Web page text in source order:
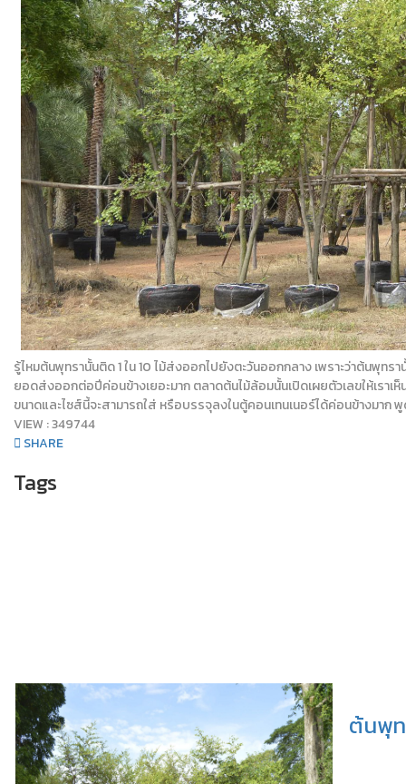
รู้ไหมต้นพุทรานั้นติด 1 ใน 10 ไม้ส่งออกไปยังตะวันออกกลาง เพราะว่าต้นพุทร
ยอดส่งออกต่อปีค่อนข้างเยอะมาก ตลาดต้นไม้ล้อมนั้นเปิดเผยตัวเลขให้เรา
ขนาดและไซส์นี้จะสามารถใส่ หรือบรรจุลงในตู้คอนเทนเนอร์ได้ค่อนข้างมา
VIEW :349744
SHARE
Tags
ต้นพุท